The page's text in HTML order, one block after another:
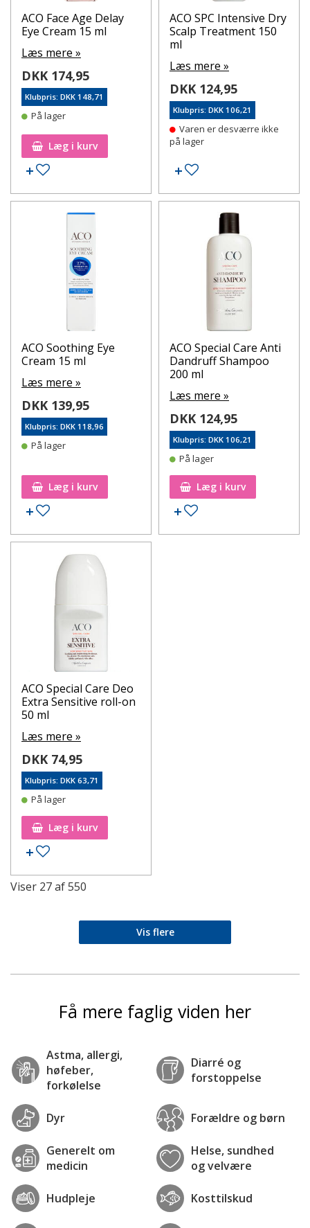
ACO Face Age Delay
Eye Cream 15 ml
Læs mere »
DKK 174,95
Klubpris: DKK 148,71
På lager
Læg i kurv
Tilføj til ønskeseddel
ACO SPC Intensive Dry
Scalp Treatment 150
ml
Læs mere »
DKK 124,95
Klubpris: DKK 106,21
Varen er desværre ikke
på lager
Tilføj til ønskeseddel
ACO Soothing Eye
Cream 15 ml
Læs mere »
DKK 139,95
Klubpris: DKK 118,96
På lager
Læg i kurv
Tilføj til ønskeseddel
ACO Special Care Anti
Dandruff Shampoo
200 ml
Læs mere »
DKK 124,95
Klubpris: DKK 106,21
På lager
Læg i kurv
Tilføj til ønskeseddel
ACO Special Care Deo
Extra Sensitive roll-on
50 ml
Læs mere »
DKK 74,95
Klubpris: DKK 63,71
På lager
Læg i kurv
Tilføj til ønskeseddel
Viser 27af550
Vis flere
Få mere faglig viden her
Astma, allergi,
høfeber,
forkølelse
Diarré og
forstoppelse
Dyr Forældre og børn
Generelt om
medicin
Helse, sundhed
og velvære
Hudpleje Kosttilskud